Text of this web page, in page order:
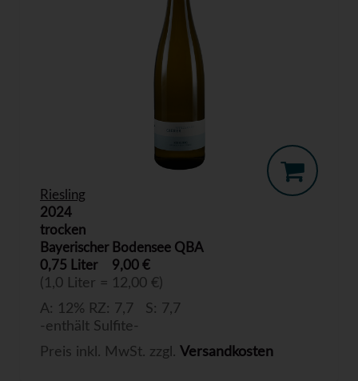
Riesling
2024
trocken
Bayerischer Bodensee QBA
0,75 Liter
9,00 €
(1,0 Liter = 12,00 €)
A: 12% RZ: 7,7 S: 7,7
-enthält Sulfite-
Preis inkl. MwSt. zzgl. Versandkosten